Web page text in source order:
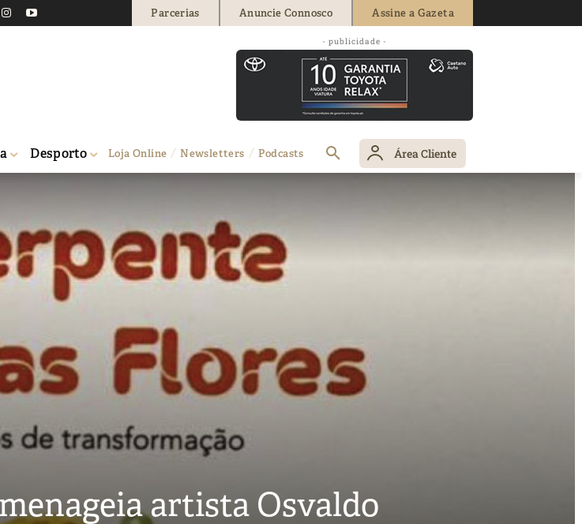
Parcerias Anuncie Connosco Assine a Gazeta
- publicidade -
Desporto Loja Online Newsletters Podcasts Área Cliente
artista Osvaldo